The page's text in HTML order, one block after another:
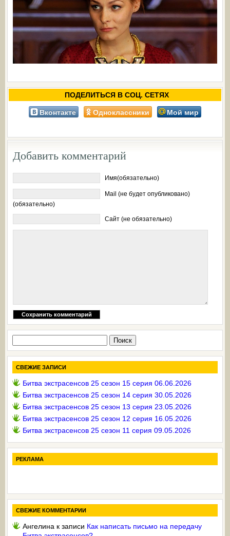
ПОДЕЛИТЬСЯ В СОЦ. СЕТЯХ
Вконтакте Одноклассники Мой мир
Добавить комментарий
Имя(обязательно)
Mail (не будет опубликовано)
(обязательно)
Сайт (не обязательно)
СВЕЖИЕ ЗАПИСИ
Битва экстрасенсов 25 сезон 15 серия 06.06.2026
Битва экстрасенсов 25 сезон 14 серия 30.05.2026
Битва экстрасенсов 25 сезон 13 серия 23.05.2026
Битва экстрасенсов 25 сезон 12 серия 16.05.2026
Битва экстрасенсов 25 сезон 11 серия 09.05.2026
РЕКЛАМА
СВЕЖИЕ КОММЕНТАРИИ
Ангелина к записи Как написать письмо на передачу